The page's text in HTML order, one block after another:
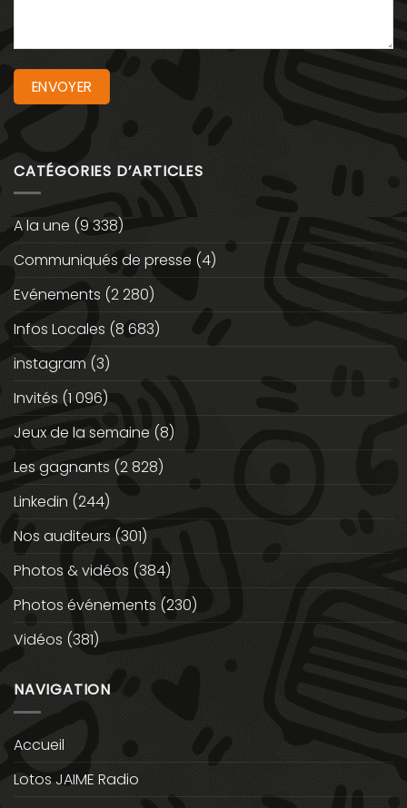
CATÉGORIES D’ARTICLES
A la une (9 338)
Communiqués de presse (4)
Evénements (2 280)
Infos Locales (8 683)
instagram (3)
Invités (1 096)
Jeux de la semaine (8)
Les gagnants (2 828)
Linkedin (244)
Nos auditeurs (301)
Photos & vidéos (384)
Photos événements (230)
Vidéos (381)
NAVIGATION
Accueil
Lotos JAIME Radio